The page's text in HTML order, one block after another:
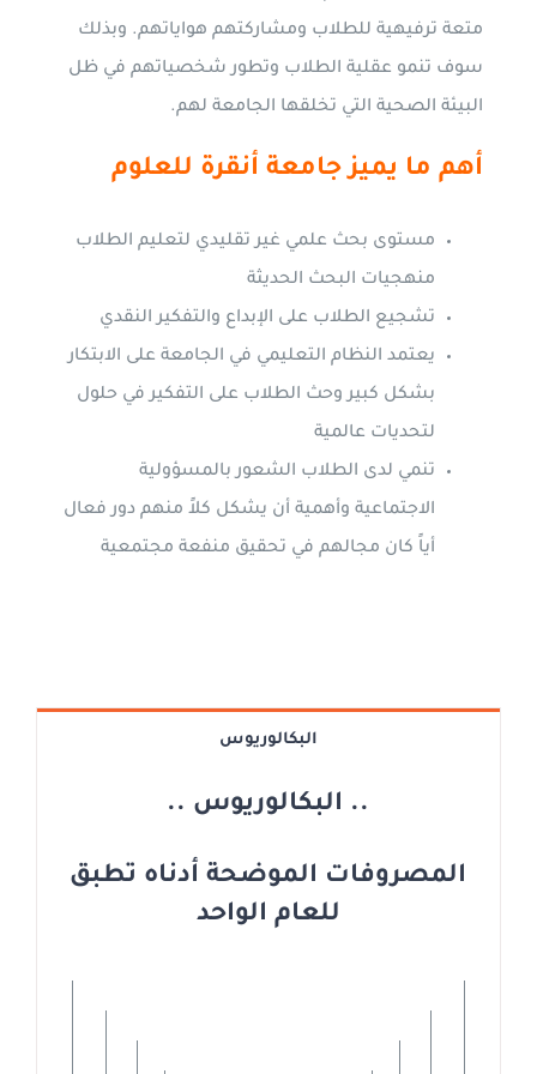
متعة ترفيهية للطلاب ومشاركتهم هواياتهم. وبذلك
سوف تنمو عقلية الطلاب وتطور شخصياتهم في ظل
البيئة الصحية التي تخلقها الجامعة لهم.
أهم ما يميز جامعة أنقرة للعلوم
مستوى بحث علمي غير تقليدي لتعليم الطلاب
منهجيات البحث الحديثة
تشجيع الطلاب على الإبداع والتفكير النقدي
يعتمد النظام التعليمي في الجامعة على الابتكار
بشكل كبير وحث الطلاب على التفكير في حلول
لتحديات عالمية
تنمي لدى الطلاب الشعور بالمسؤولية
الاجتماعية وأهمية أن يشكل كلاً منهم دور فعال
أياً كان مجالهم في تحقيق منفعة مجتمعية
البكالوريوس
.. البكالوريوس ..
المصروفات الموضحة أدناه تطبق
للعام الواحد